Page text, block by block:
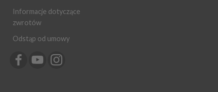
Informacje dotyczące
zwrotów
Odstąp od umowy